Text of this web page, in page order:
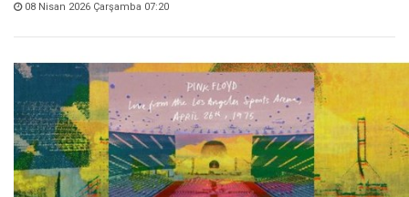
08 Nisan 2026 Çarşamba 07:20